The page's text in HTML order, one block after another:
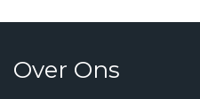
Over Ons